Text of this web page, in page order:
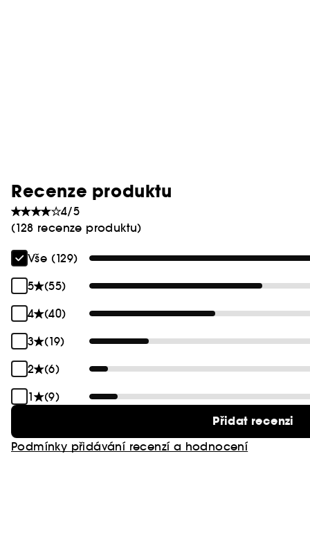
Recenze produktu
4/5
(128 recenze produktu)
Vše (129)
5
(55)
4
(40)
3
(19)
2
(6)
1
(9)
Přidat recenzi
Podmínky přidávání recenzí a hodnocení